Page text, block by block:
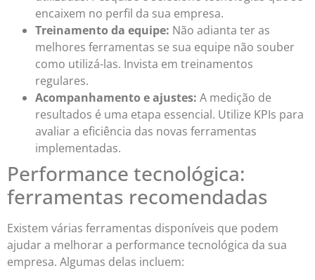
encaixem no perfil da sua empresa.
Treinamento da equipe: Não adianta ter as
melhores ferramentas se sua equipe não souber
como utilizá-las. Invista em treinamentos
regulares.
Acompanhamento e ajustes: A medição de
resultados é uma etapa essencial. Utilize KPIs para
avaliar a eficiência das novas ferramentas
implementadas.
Performance tecnológica:
ferramentas recomendadas
Existem várias ferramentas disponíveis que podem
ajudar a melhorar a performance tecnológica da sua
empresa. Algumas delas incluem: